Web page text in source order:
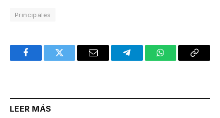
Principales
FacebookTwitter Email TelegramWhatsAppCopy
LEER MÁS